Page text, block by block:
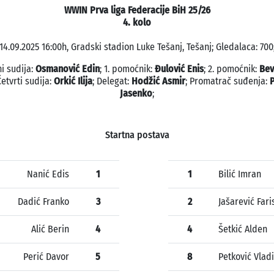
WWIN Prva liga Federacije BiH 25/26
4. kolo
14.09.2025 16:00h, Gradski stadion Luke Tešanj, Tešanj; Gledalaca:
sudija: Osmanović Edin; 1. pomoćnik: Đulović Enis; 2. pomoćnik:
sudija: Orkić Ilija; Delegat: Hodžić Asmir; Promatrač suđenja:
Jasenko;
Startna postava
Nanić Edis 1
Dadić Franko 3
Alić Berin 4
Perić Davor 5
1 Bilić Imran
2 Jašarević
4 Šetkić Alden
8 Petković